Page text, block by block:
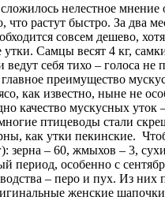
нелестное
растут быстро. За два
совсем дешево,
Самцы весят 4 кг,
себя тихо – голоса
преимущество
как известно, ныне не
качество мускусных
многие птицеводы стали
как утки пекинские.
зерна – 60, жмыхов – 3,
период, особенно с
– перо и пух. Из них
женские